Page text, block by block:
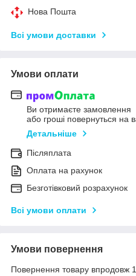
Нова Пошта
Всі умови доставки
Умови оплати
Ви отримаєте замовлення
або гроші повернуться на
Детальніше
Післяплата
Оплата на рахунок
Безготівковий розрахунок
Всі умови оплати
Умови повернення
Повернення товару впродовж